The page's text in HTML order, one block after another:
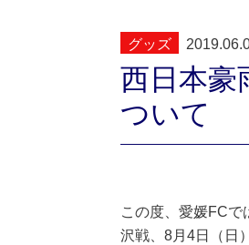
グッズ
西日本豪
ついて
この度、愛媛FCで
沢戦、8月4日（日